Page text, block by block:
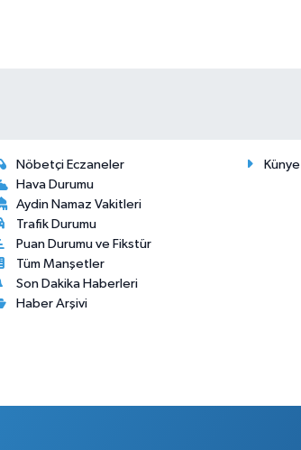
Nöbetçi Eczaneler
Hava Durumu
Aydin Namaz Vakitleri
Trafik Durumu
Puan Durumu ve Fikstür
Tüm Manşetler
Son Dakika Haberleri
Haber Arşivi
Künye